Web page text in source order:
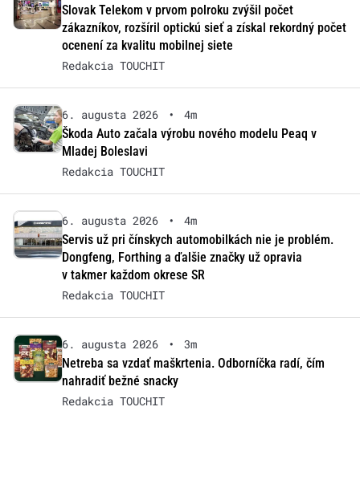
Slovak Telekom v prvom polroku zvýšil počet
zákazníkov, rozšíril optickú sieť a získal rekordný počet
ocenení za kvalitu mobilnej siete
Redakcia TOUCHIT
6. augusta 2026 •
4m
Škoda Auto začala výrobu nového modelu Peaq v
Mladej Boleslavi
Redakcia TOUCHIT
6. augusta 2026 •
4m
Servis už pri čínskych automobilkách nie je problém.
Dongfeng, Forthing a ďalšie značky už opravia
v takmer každom okrese SR
Redakcia TOUCHIT
6. augusta 2026 •
3m
Netreba sa vzdať maškrtenia. Odborníčka radí, čím
nahradiť bežné snacky
Redakcia TOUCHIT